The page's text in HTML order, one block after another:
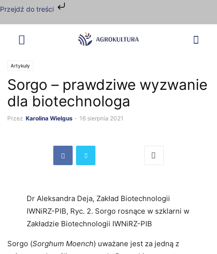
Przejdź do treści
Artykuły
Sorgo – prawdziwe wyzwanie
dla biotechnologa
Przez Karolina Wielgus - 16 sierpnia 2021
Dr Aleksandra Deja, Zakład Biotechnologii
IWNiRZ-PIB, Ryc. 2. Sorgo rosnące w szklarni w
Zakładzie Biotechnologii IWNiRZ-PIB
Sorgo (Sorghum Moench) uważane jest za jedną z